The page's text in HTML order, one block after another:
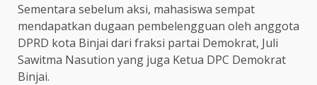
Sementara sebelum aksi, mahasiswa sempat
mendapatkan dugaan pembelengguan oleh anggota
DPRD kota Binjai dari fraksi partai Demokrat, Juli
Sawitma Nasution yang juga Ketua DPC Demokrat
Binjai.